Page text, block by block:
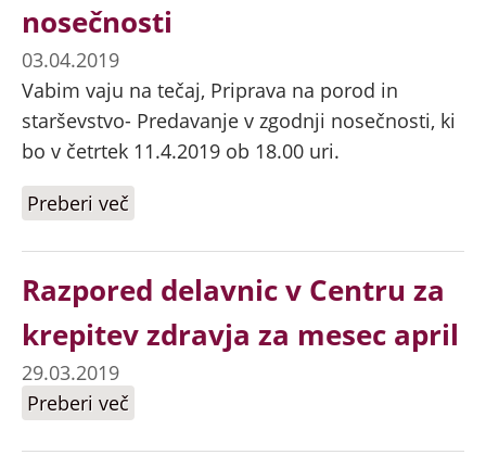
nosečnosti
03.04.2019
Vabim vaju na tečaj, Priprava na porod in
starševstvo- Predavanje v zgodnji nosečnosti, ki
bo v četrtek 11.4.2019 ob 18.00 uri.
Preberi več
Razpored delavnic v Centru za
krepitev zdravja za mesec april
29.03.2019
Preberi več